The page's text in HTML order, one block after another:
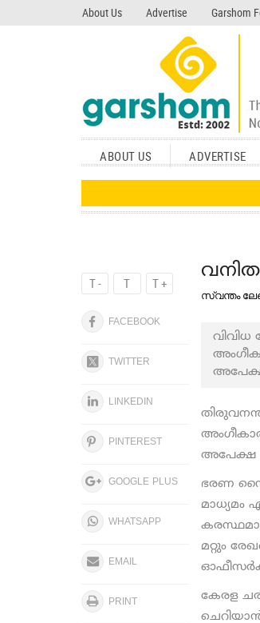
About Us Advertise Garshom
garshom.com
ABOUT US ADVERTISE
T - T T +
FACEBOOK
TWITTER
LINKEDIN
PINTEREST
GOOGLE PLUS
WHATSAPP
EMAIL
PRINT
സ്വന്തം
വിവിധ
അപേക്ഷ
ഭരണ
മാധ്യമം
മറ്റും
കേരള